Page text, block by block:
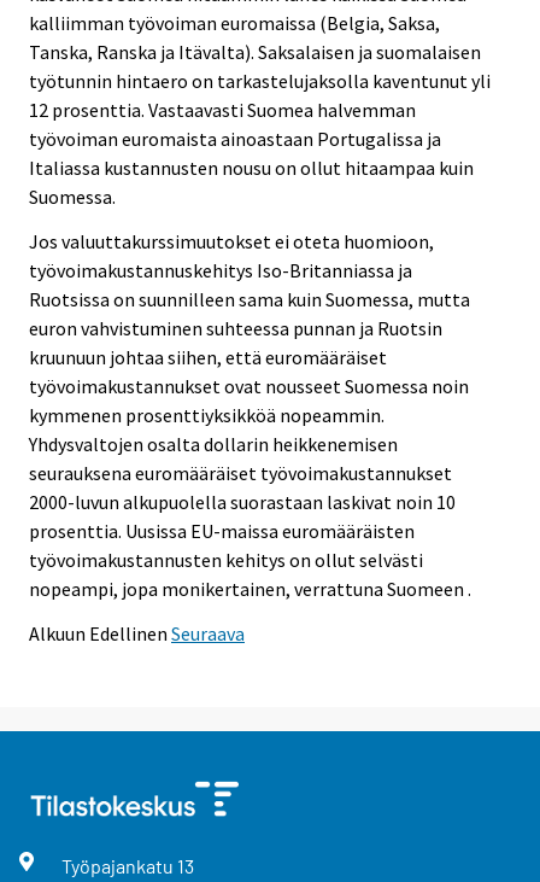
kalliimman työvoiman euromaissa (Belgia, Saksa,
Tanska, Ranska ja Itävalta). Saksalaisen ja suomalaisen
työtunnin hintaero on tarkastelujaksolla kaventunut yli
12 prosenttia. Vastaavasti Suomea halvemman
työvoiman euromaista ainoastaan Portugalissa ja
Italiassa kustannusten nousu on ollut hitaampaa kuin
Suomessa.
Jos valuuttakurssimuutokset ei oteta huomioon,
työvoimakustannuskehitys Iso-Britanniassa ja
Ruotsissa on suunnilleen sama kuin Suomessa, mutta
euron vahvistuminen suhteessa punnan ja Ruotsin
kruunuun johtaa siihen, että euromääräiset
työvoimakustannukset ovat nousseet Suomessa noin
kymmenen prosenttiyksikköä nopeammin.
Yhdysvaltojen osalta dollarin heikkenemisen
seurauksena euromääräiset työvoimakustannukset
2000-luvun alkupuolella suorastaan laskivat noin 10
prosenttia. Uusissa EU-maissa euromääräisten
työvoimakustannusten kehitys on ollut selvästi
nopeampi, jopa monikertainen, verrattuna Suomeen .
Alkuun Edellinen Seuraava
Työpajankatu 13